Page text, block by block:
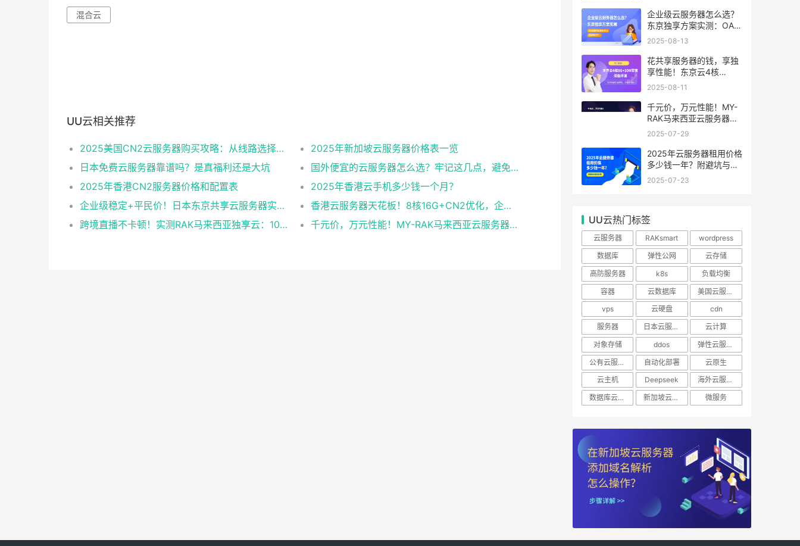
混合云
UU云相关推荐
2025美国CN2云服务器购买攻略：从线路选择到实操最全指南
2025年新加坡云服务器价格表一览
日本免费云服务器靠谱吗？是真福利还是大坑
国外便宜的云服务器怎么选？牢记这几点，避免踩坑
2025年香港CN2服务器价格和配置表
2025年香港云手机多少钱一个月？
企业级稳定+平民价！日本东京共享云服务器实测：CentOS 7.9系统+资源隔离，稳定性达99.99%
香港云服务器天花板！8核16G+CN2优化，企业级数据安全+毫秒级延迟双保险！
跨境直播不卡顿！实测RAK马来西亚独享云：1080P推流稳定，首月6折优惠中
千元价，万元性能！MY-RAK马来西亚云服务器：首月5折+免费SEO工具，中小企业出海“降本神器”
99.99%
企业级云服务器怎么选？
东京独享方案实测：OA系
统响应提速40%，成本降
2025-08-13
花共享服务器的钱，享独
享性能！东京云4核
8G+10M带宽降价来袭
2025-08-11
千元价，万元性能！MY-
RAK马来西亚云服务器：
首月5折+免费SEO工具，
2025-07-29
2025年云服务器租用价格
多少钱一年？附避坑与省
钱攻略
2025-07-23
UU云热门标签
云服务器 RAKsmart
wordpress
数据库
弹性公网
云存储
高防服务器
k8s
负载均衡
容器
云数据库
美国云服务器
vps
云硬盘
cdn
服务器
日本云服务器
云计算
对象存储
ddos
弹性云服务器
公有云服务器
自动化部署
云原生
云主机
Deepseek
海外云服务器
数据库云托管
新加坡云服务器 微服务